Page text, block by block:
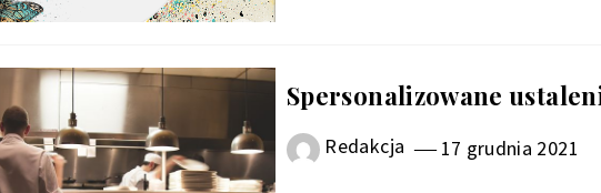
Spersonalizowane
Redakcja 17 grudnia 2021